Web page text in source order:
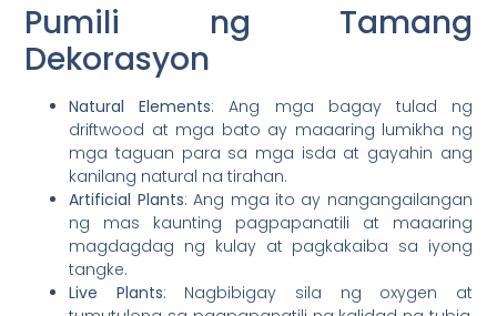
Pumili ng Tamang
Dekorasyon
Natural Elements: Ang mga bagay tulad ng
driftwood at mga bato ay maaaring lumikha ng
mga taguan para sa mga isda at gayahin ang
kanilang natural na tirahan.
Artificial Plants: Ang mga ito ay nangangailangan
ng mas kaunting pagpapanatili at maaaring
magdagdag ng kulay at pagkakaiba sa iyong
tangke.
Live Plants: Nagbibigay sila ng oxygen at